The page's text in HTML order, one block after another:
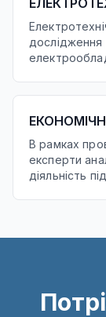
площі та ін.
В рамках
експерти
діяльність
операції,